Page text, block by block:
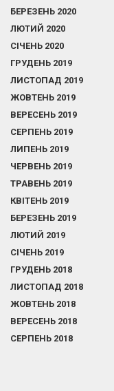
БЕРЕЗЕНЬ 2020
ЛЮТИЙ 2020
СІЧЕНЬ 2020
ГРУДЕНЬ 2019
ЛИСТОПАД 2019
ЖОВТЕНЬ 2019
ВЕРЕСЕНЬ 2019
СЕРПЕНЬ 2019
ЛИПЕНЬ 2019
ЧЕРВЕНЬ 2019
ТРАВЕНЬ 2019
КВІТЕНЬ 2019
БЕРЕЗЕНЬ 2019
ЛЮТИЙ 2019
СІЧЕНЬ 2019
ГРУДЕНЬ 2018
ЛИСТОПАД 2018
ЖОВТЕНЬ 2018
ВЕРЕСЕНЬ 2018
СЕРПЕНЬ 2018